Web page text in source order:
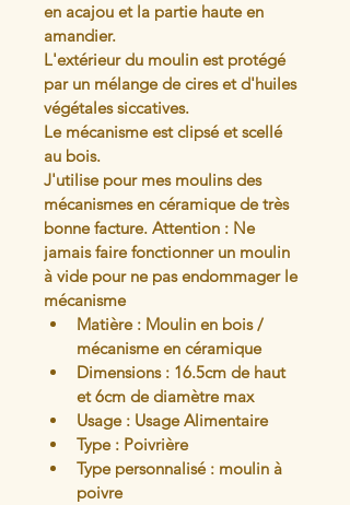
en acajou et la partie haute en
amandier.
L'extérieur du moulin est protégé
par un mélange de cires et d'huiles
végétales siccatives.
Le mécanisme est clipsé et scellé
au bois.
J'utilise pour mes moulins des
mécanismes en céramique de très
bonne facture. Attention : Ne
jamais faire fonctionner un moulin
à vide pour ne pas endommager le
mécanisme
Matière : Moulin en bois /
mécanisme en céramique
Dimensions : 16.5cm de haut
et 6cm de diamètre max
Usage : Usage Alimentaire
Type : Poivrière
Type personnalisé : moulin à
poivre